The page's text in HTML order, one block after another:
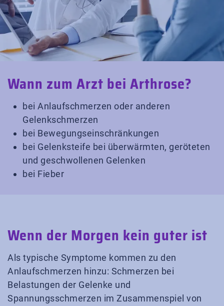
Wann zum Arzt bei Arthrose?
bei Anlaufschmerzen oder anderen
Gelenkschmerzen
bei Bewegungseinschränkungen
bei Gelenksteife bei überwärmten, geröteten
und geschwollenen Gelenken
bei Fieber
Wenn der Morgen kein guter ist
Als typische Symptome kommen zu den
Anlaufschmerzen hinzu: Schmerzen bei
Belastungen der Gelenke und
Spannungsschmerzen im Zusammenspiel von